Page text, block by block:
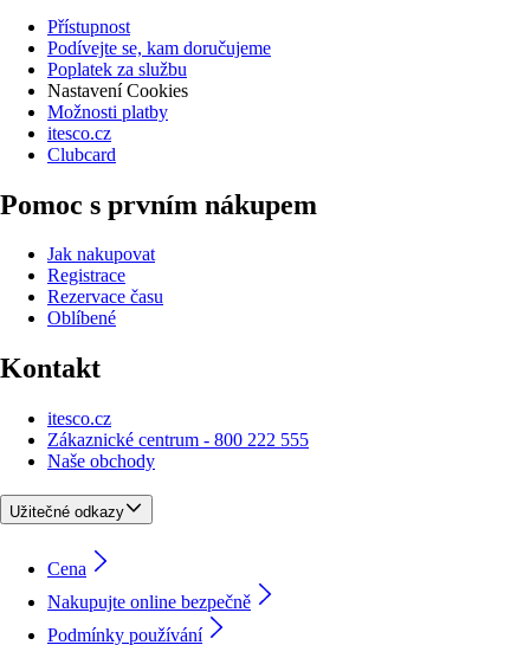
Přístupnost
Podívejte se, kam doručujeme
Poplatek za službu
Nastavení Cookies
Možnosti platby
itesco.cz
Clubcard
Pomoc s prvním nákupem
Jak nakupovat
Registrace
Rezervace času
Oblíbené
Kontakt
itesco.cz
Zákaznické centrum - 800 222 555
Naše obchody
Užitečné odkazy
Cena
Nakupujte online bezpečně
Podmínky používání